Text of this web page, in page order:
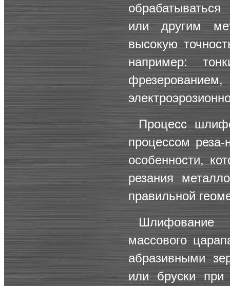
или другим
высокую
например:
Процесс
процессом
особенности,
резания
правильной
Шлифование
массового
абразивными
или бруски